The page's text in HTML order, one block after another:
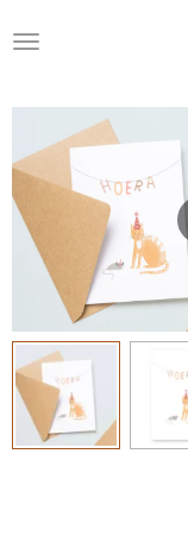
hoofdinhoud